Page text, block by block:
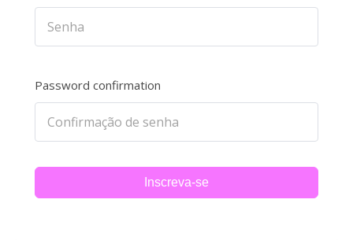
Password confirmation
Inscreva-se